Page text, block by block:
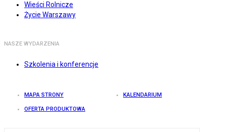
Wieści Rolnicze
Życie Warszawy
NASZE WYDARZENIA
Szkolenia i konferencje
MAPA STRONY KALENDARIUM
OFERTA PRODUKTOWA